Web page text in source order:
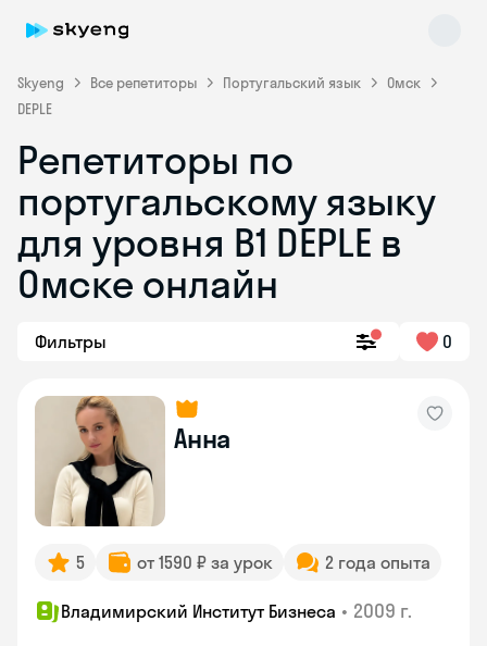
Skyeng Все репетиторы Португальский язык
Омск
DEPLE
Репетиторы по
португальскому языку
для уровня B1 DEPLE в
Омске онлайн
Фильтры 0
Анна
5 от 1590 ₽ за урок 2 года опыта
Владимирский Институт Бизнеса • 2009 г.
Skyeng Chat
online